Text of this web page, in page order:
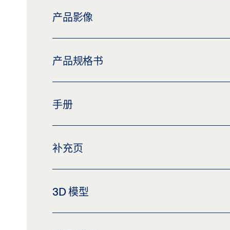
产品影像
下载 (PNG)
产品规格书
预览
手册
预览
补充页
预览
3D 模型